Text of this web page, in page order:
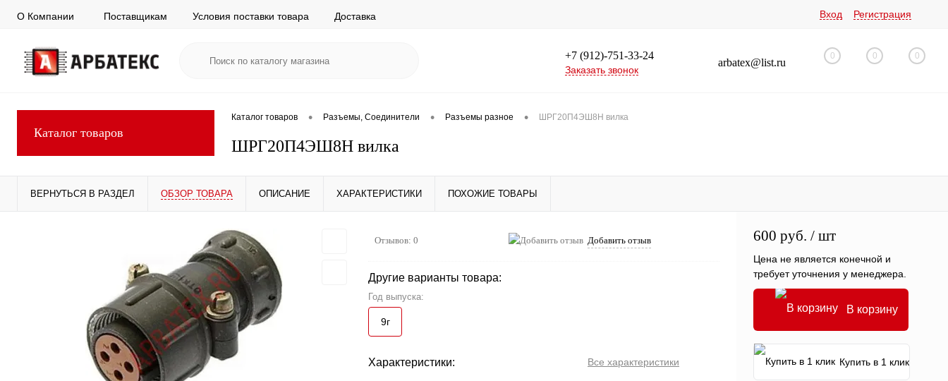
О Компании Поставщикам Условия поставки товара Доставка Вход Регистрация
+7 (912)-751-33-24
Заказать звонок
arbatex@list.ru
0 0 0
Каталог товаров
Каталог товаров • Разъемы, Соединители • Разъемы разное • ШРГ20П4ЭШ8Н вилка
ШРГ20П4ЭШ8Н вилка
ВЕРНУТЬСЯ В РАЗДЕЛ ОБЗОР ТОВАРА ОПИСАНИЕ ХАРАКТЕРИСТИКИ ПОХОЖИЕ ТОВАРЫ
Отзывов: 0 Добавить отзыв
Другие варианты товара:
Год выпуска:
9г
Характеристики: Все характеристики
600 руб. / шт
Цена не является конечной и
требует уточнения у менеджера.
В корзину
Купить в 1 клик